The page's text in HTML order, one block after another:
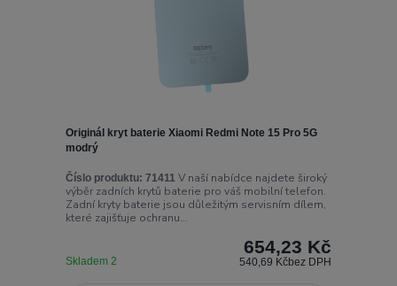
Originál kryt baterie Xiaomi Redmi Note 15 Pro 5G
modrý
Číslo produktu: 71411V naší nabídce najdete široký
výběr zadních krytů baterie pro váš mobilní telefon.
Zadní kryty baterie jsou důležitým servisním dílem,
které zajišťuje ochranu...
654,23 Kč
540,69 Kčbez DPH
Skladem 2